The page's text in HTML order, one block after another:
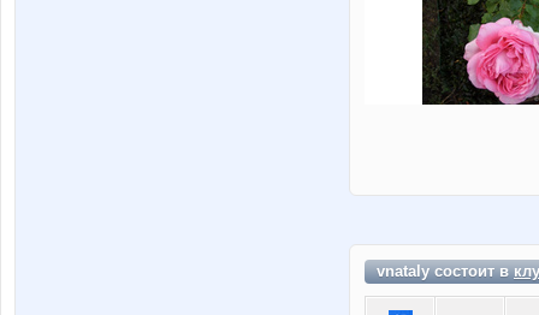
vnataly состоит в